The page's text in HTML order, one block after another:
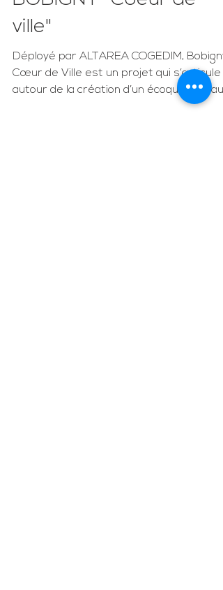
BOBIGNY "Coeur de
ville"
Déployé par ALTAREA COGEDIM, Bobigny
Cœur de Ville est un projet qui s’articule